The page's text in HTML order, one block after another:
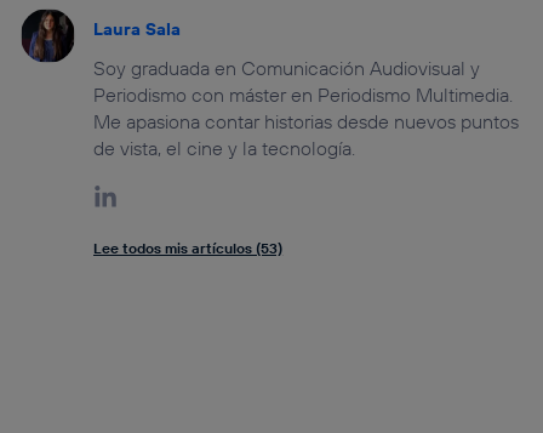
Laura Sala
Soy graduada en Comunicación Audiovisual y
Periodismo con máster en Periodismo Multimedia.
Me apasiona contar historias desde nuevos puntos
de vista, el cine y la tecnología.
Lee todos mis artículos (53)